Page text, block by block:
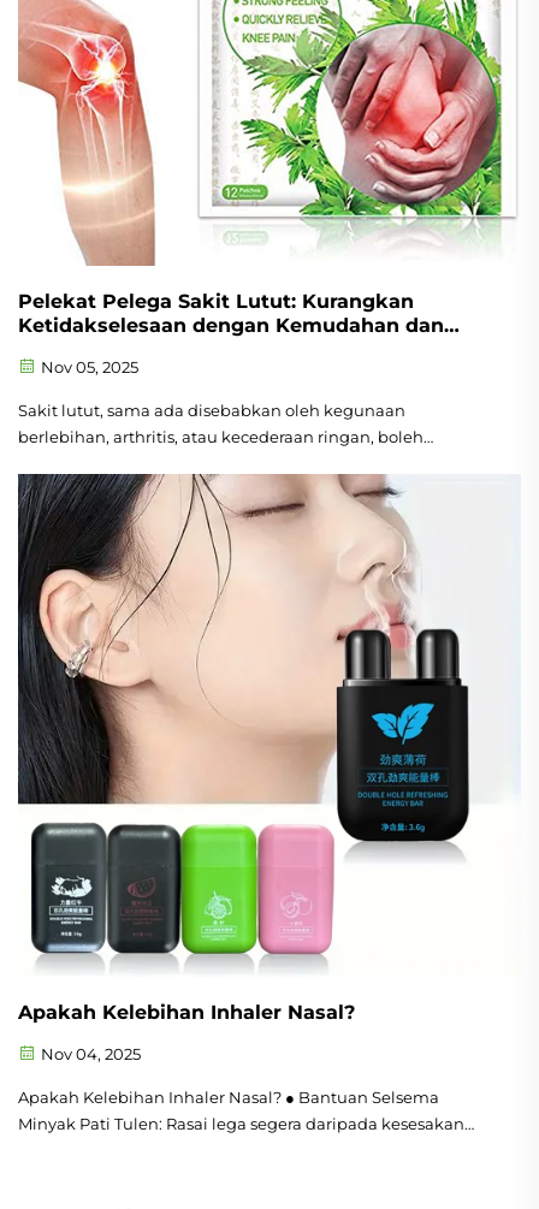
Pelekat Pelega Sakit Lutut: Kurangkan
Ketidakselesaan dengan Kemudahan dan
Nov 05, 2025
Sakit lutut, sama ada disebabkan oleh kegunaan
berlebihan, arthritis, atau kecederaan ringan, boleh
Bagi mereka yang mencari pelegaan terarah tanpa
kesulitan pil atau krim yang melekit, pelekat pelega sakit
lutut telah muncul sebagai penyelesaian yang praktikal dan
e...
Apakah Kelebihan Inhaler Nasal?
Nov 04, 2025
Apakah Kelebihan Inhaler Nasal? ● Bantuan Selsema
Minyak Pati Tulen: Rasai lega segera daripada kesesakan